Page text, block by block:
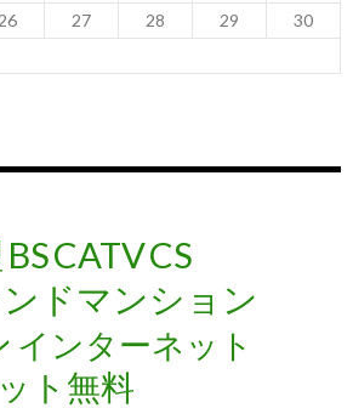
26 27 28 29
30
BSCATVCS
ドマンション
インターネット
ト無料